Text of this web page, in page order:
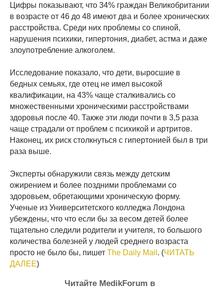
Цифры показывают, что 34% граждан Великобритании
в возрасте от 46 до 48 имеют два и более хронических
расстройства. Среди них проблемы со спиной,
нарушения психики, гипертония, диабет, астма и даже
злоупотребление алкоголем.
Исследование показало, что дети, выросшие в
бедных семьях, где отец не имел высокой
квалификации, на 43% чаще сталкивались со
множественными хроническими расстройствами
здоровья после 40. Также эти люди почти в 3,5 раза
чаще страдали от проблем с психикой и артритов.
Наконец, их риск столкнуться с гипертонией был в три
раза выше.
Эксперты обнаружили связь между детским
ожирением и более поздними проблемами со
здоровьем, обретающими хроническую форму.
Ученые из Университетского колледжа Лондона
убеждены, что что если бы за весом детей более
тщательно следили родители и учителя, то большого
количества болезней у людей среднего возраста
просто не было бы, пишет The Daily Mail . (ЧИТАТЬ
ДАЛЕЕ)
Читайте MedikForum в